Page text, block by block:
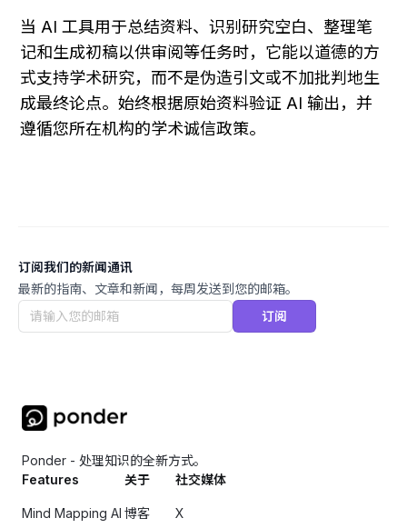
当 AI 工具用于总结资料、识别研究空白、整理笔
记和生成初稿以供审阅等任务时，它能以道德的方
式支持学术研究，而不是伪造引文或不加批判地生
成最终论点。始终根据原始资料验证 AI 输出，并
遵循您所在机构的学术诚信政策。
订阅我们的新闻通讯
最新的指南、文章和新闻，每周发送到您的邮箱。
订阅
Ponder - 处理知识的全新方式。
Features
Mind Mapping AI
关于
博客
社交媒体
X